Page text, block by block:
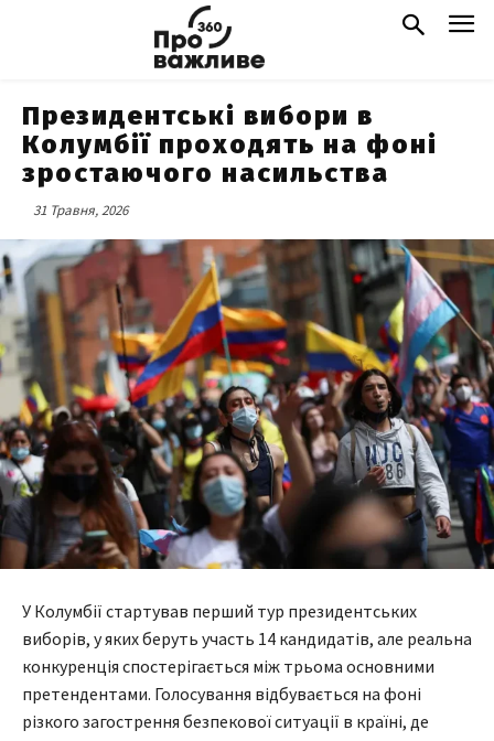
Президентські вибори в
Колумбії проходять на фоні
зростаючого насильства
31 Травня, 2026
У Колумбії стартував перший тур президентських
виборів, у яких беруть участь 14 кандидатів, але реальна
конкуренція спостерігається між трьома основними
претендентами. Голосування відбувається на фоні
різкого загострення безпекової ситуації в країні, де